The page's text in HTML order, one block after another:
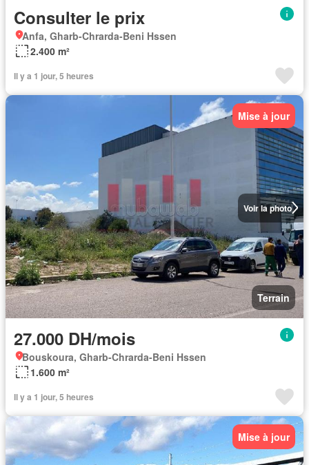
Consulter le prix
Anfa, Gharb-Chrarda-Beni Hssen
2.400 m²
Il y a 1 jour, 5 heures
Voir la photo
Mise à jour
Terrain
27.000 DH/mois
Bouskoura, Gharb-Chrarda-Beni Hssen
1.600 m²
Il y a 1 jour, 5 heures
Mise à jour